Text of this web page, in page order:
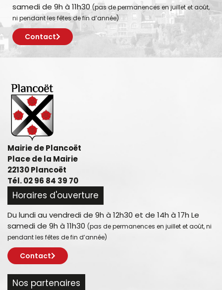
samedi de 9h à 11h30 (pas de permanences en juillet et août,
ni pendant les fêtes de fin d’année)
Contact
Mairie de Plancoët
Place de la Mairie
22130 Plancoët
Tél. 02 96 84 39 70
Horaires d'ouverture
Du lundi au vendredi de 9h à 12h30 et de 14h à 17h Le
samedi de 9h à 11h30 (pas de permanences en juillet et août, ni
pendant les fêtes de fin d’année)
Contact
Nos partenaires